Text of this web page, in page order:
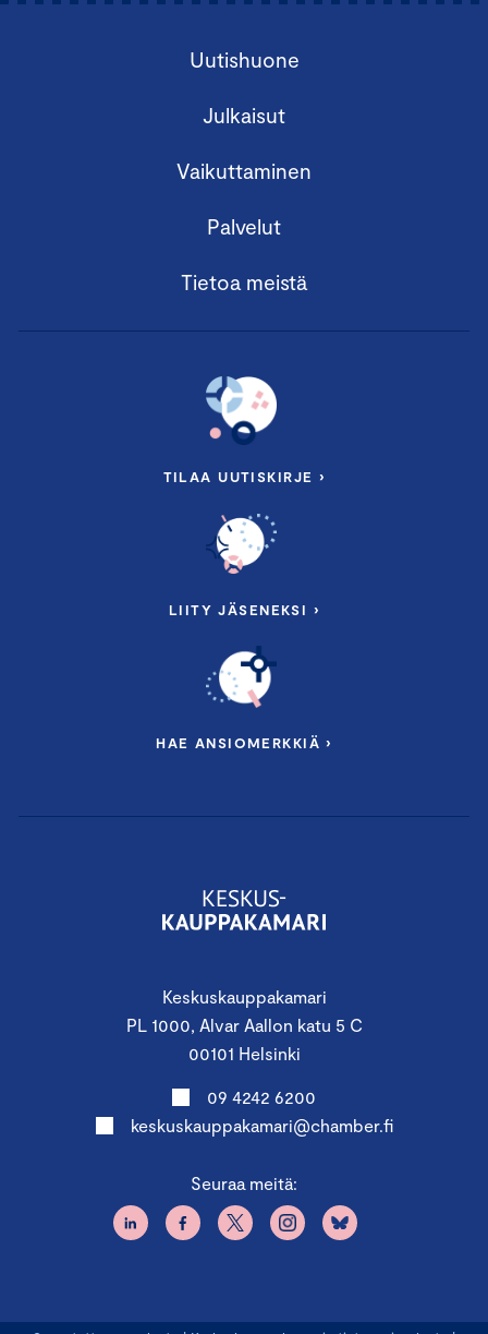
Keskuskauppakamari
PL 1000, Alvar Aallon katu 5 C
00101 Helsinki
09 4242 6200
keskuskauppakamari@chamber.fi
Seuraa meitä:
Uutishuone
Julkaisut
Vaikuttaminen
Palvelut
Tietoa meistä
TILAA UUTISKIRJE ›
LIITY JÄSENEKSI ›
HAE ANSIOMERKKIÄ ›